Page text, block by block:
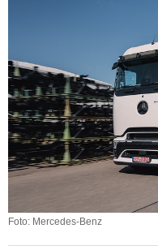
Foto: Mercedes-Benz